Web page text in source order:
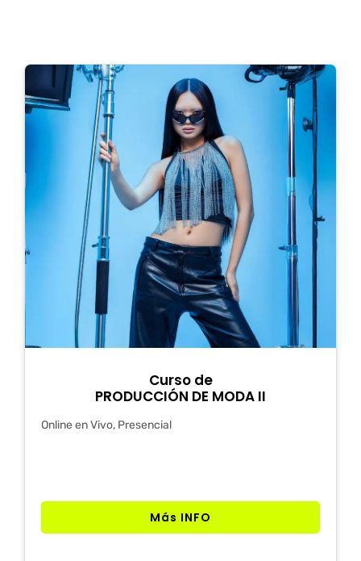
Curso de
PRODUCCIÓN DE MODA II
Online en Vivo, Presencial
Más INFO